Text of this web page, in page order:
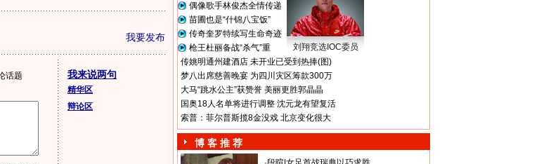
我要发布
话题
我来说两句
精华区
辩论区
偶像歌手林俊杰全情传递
苗圃也是“什锦八宝饭”
传奇奎罗特续写生命奇迹
枪王杜丽备战“杀气”重
刘翔竞选IOC委员
传姚明通州建酒店 未开业已受到热捧(图)
梦八出席慈善晚宴 为四川灾区筹款300万
大马“跳水公主”获赞誉 美丽更胜郭晶晶
国奥18人名单将进行调整 沈元龙有望复活
索普：菲尔普斯揽8金没戏 北京变化很大
博 客 推 荐